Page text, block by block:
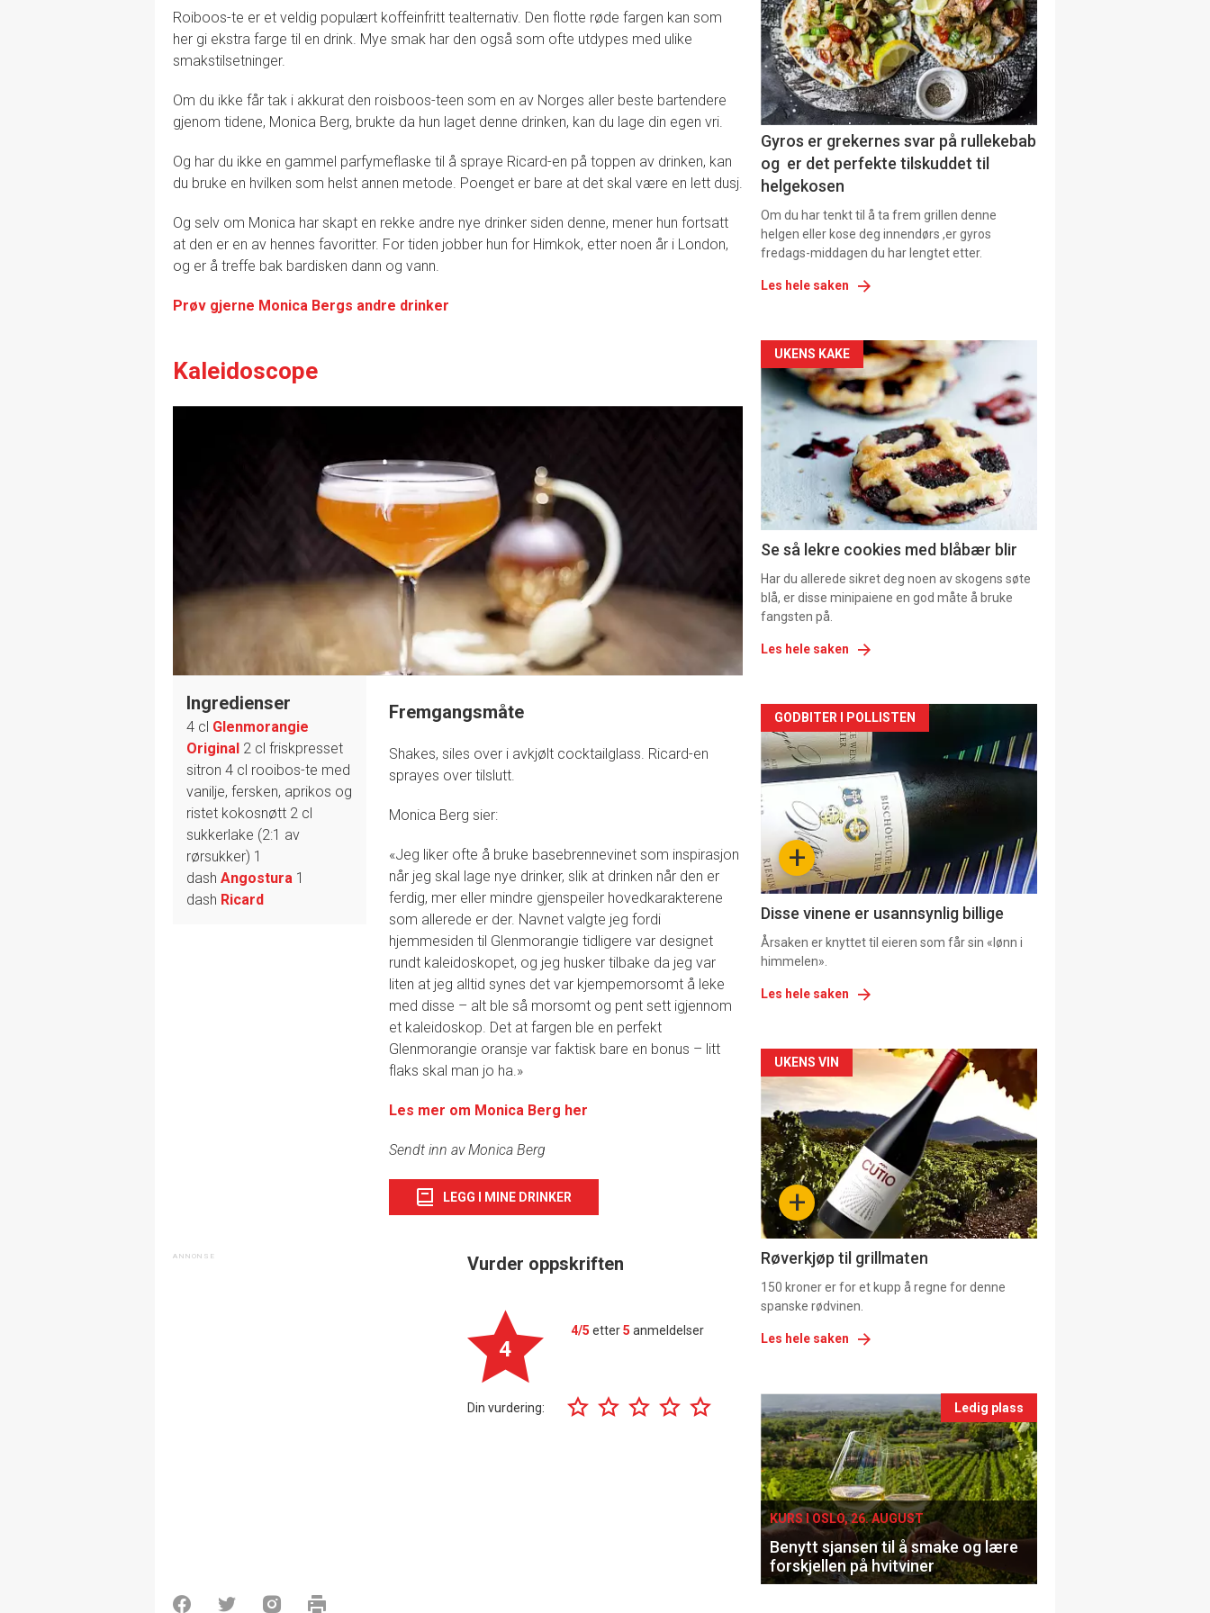
Roiboos-te er et veldig populært koffeinfritt tealternativ. Den flotte røde fargen kan som
her gi ekstra farge til en drink. Mye smak har den også som ofte utdypes med ulike
smakstilsetninger.
Om du ikke får tak i akkurat den roisboos-teen som en av Norges aller beste bartendere
gjenom tidene, Monica Berg, brukte da hun laget denne drinken, kan du lage din egen vri.
Og har du ikke en gammel parfymeflaske til å spraye Ricard-en på toppen av drinken, kan
du bruke en hvilken som helst annen metode. Poenget er bare at det skal være en lett dusj.
Og selv om Monica har skapt en rekke andre nye drinker siden denne, mener hun fortsatt
at den er en av hennes favoritter. For tiden jobber hun for Himkok, etter noen år i London,
og er å treffe bak bardisken dann og vann.
Prøv gjerne Monica Bergs andre drinker
Kaleidoscope
Ingredienser
4 cl Glenmorangie
Original 2 cl friskpresset
sitron 4 cl rooibos-te med
vanilje, fersken, aprikos og
ristet kokosnøtt 2 cl
sukkerlake (2:1 av
rørsukker) 1
dash Angostura 1
dash Ricard
Fremgangsmåte
Shakes, siles over i avkjølt cocktailglass. Ricard-en
sprayes over tilslutt.
Monica Berg sier:
«Jeg liker ofte å bruke basebrennevinet som inspirasjon
når jeg skal lage nye drinker, slik at drinken når den er
ferdig, mer eller mindre gjenspeiler hovedkarakterene
som allerede er der. Navnet valgte jeg fordi
hjemmesiden til Glenmorangie tidligere var designet
rundt kaleidoskopet, og jeg husker tilbake da jeg var
liten at jeg alltid synes det var kjempemorsomt å leke
med disse – alt ble så morsomt og pent sett igjennom
et kaleidoskop. Det at fargen ble en perfekt
Glenmorangie oransje var faktisk bare en bonus – litt
flaks skal man jo ha.»
Les mer om Monica Berg her
Sendt inn av Monica Berg
LEGG I MINE DRINKER
Vurder oppskriften
4
4/5 etter5 anmeldelser
Din vurdering:
-
section
11
Gyros er grekernes svar på rullekebab
og er det perfekte tilskuddet til
helgekosen
Om du har tenkt til å ta frem grillen denne
helgen eller kose deg innendørs ,er gyros
fredags-middagen du har lengtet etter.
Les hele saken
Artikler
detail
-
section
11
Dagens
rett
UKENS KAKE
Se så lekre cookies med blåbær blir
Har du allerede sikret deg noen av skogens søte
blå, er disse minipaiene en god måte å bruke
fangsten på.
Les hele saken
Artikler
detail
-
section
11
Dagens
rett
2
+
GODBITER I POLLISTEN
Disse vinene er usannsynlig billige
Årsaken er knyttet til eieren som får sin «lønn i
himmelen».
Les hele saken
Artikler
detail
-
section
11
Ukens
vin
+
UKENS VIN
Røverkjøp til grillmaten
150 kroner er for et kupp å regne for denne
spanske rødvinen.
Les hele saken
Events
single
Ledig plass
KURS I OSLO, 26. AUGUST
Benytt sjansen til å smake og lære
forskjellen på hvitviner